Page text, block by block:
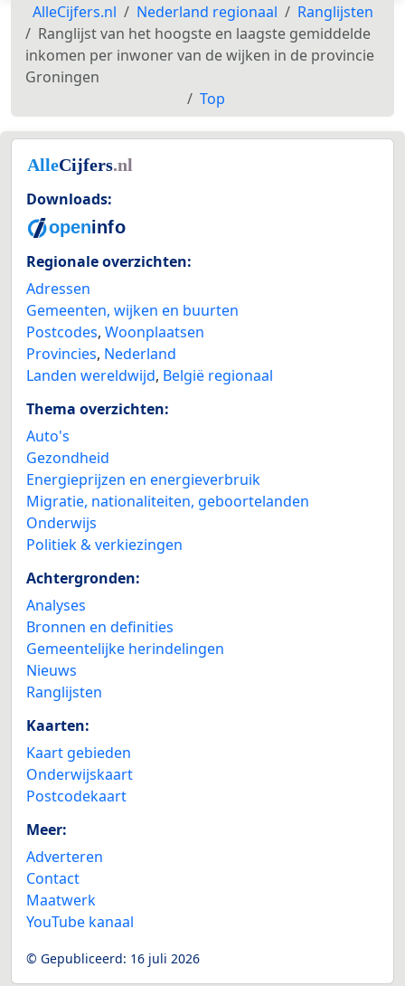
AlleCijfers.nl Nederland regionaal
Ranglijsten
Ranglijst van het hoogste en laagste gemiddelde
inkomen per inwoner van de wijken in de provincie
Groningen
Top
Downloads:
Regionale overzichten:
Adressen
Gemeenten, wijken en buurten
Postcodes, Woonplaatsen
Provincies, Nederland
Landen wereldwijd, België regionaal
Thema overzichten:
Auto's
Gezondheid
Energieprijzen en energieverbruik
Migratie, nationaliteiten, geboortelanden
Onderwijs
Politiek & verkiezingen
Achtergronden:
Analyses
Bronnen en definities
Gemeentelijke herindelingen
Nieuws
Ranglijsten
Kaarten:
Kaart gebieden
Onderwijskaart
Postcodekaart
Meer:
Adverteren
Contact
Maatwerk
YouTube kanaal
© Gepubliceerd: 16 juli 2026